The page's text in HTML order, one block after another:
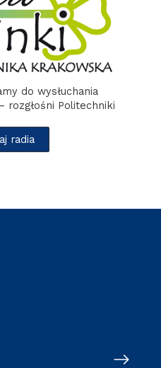
do wysłuchania
rozgłośni Politechniki
radia